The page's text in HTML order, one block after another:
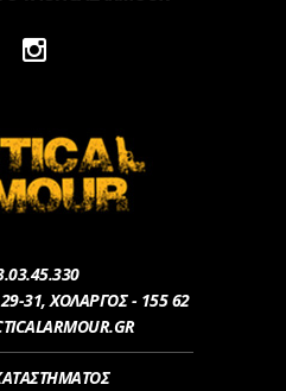
31, ΧΟΛΑΡΓΟΣ - 155 62